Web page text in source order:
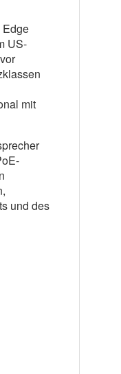
US-
mit
und des